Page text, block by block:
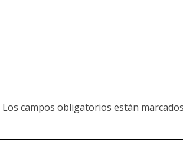
Los campos obligatorios están